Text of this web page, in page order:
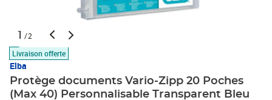
1 /2
Livraison offerte
Elba
Protège documents Vario-Zipp 20 Poches
(Max 40) Personnalisable Transparent Bleu